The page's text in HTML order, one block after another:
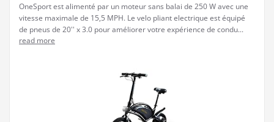
OneSport est alimenté par un moteur sans balai de 250 W avec une
vitesse maximale de 15,5 MPH. Le velo pliant electrique est équipé
de pneus de 20'' x 3.0 pour améliorer votre expérience de condu...
read more